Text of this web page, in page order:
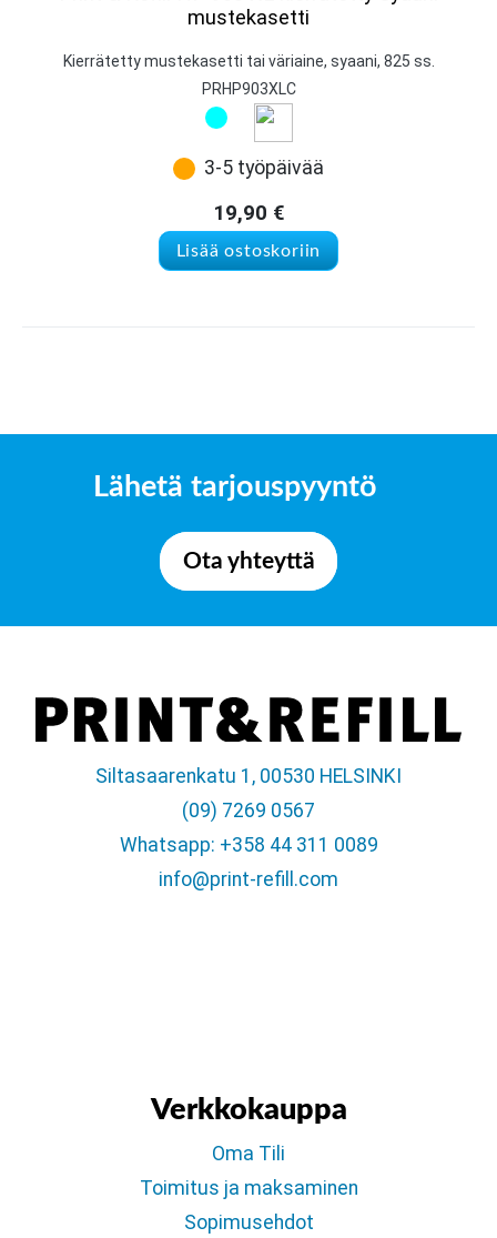
mustekasetti
Kierrätetty mustekasetti tai väriaine, syaani, 825 ss.
PRHP903XLC
3-5 työpäivää
19,90 €
Lisää ostoskoriin
Lähetä tarjouspyyntö
Ota yhteyttä
Siltasaarenkatu 1, 00530 HELSINKI
(09) 7269 0567
Whatsapp: +358 44 311 0089
info@print-refill.com
Verkkokauppa
Oma Tili
Toimitus ja maksaminen
Sopimusehdot